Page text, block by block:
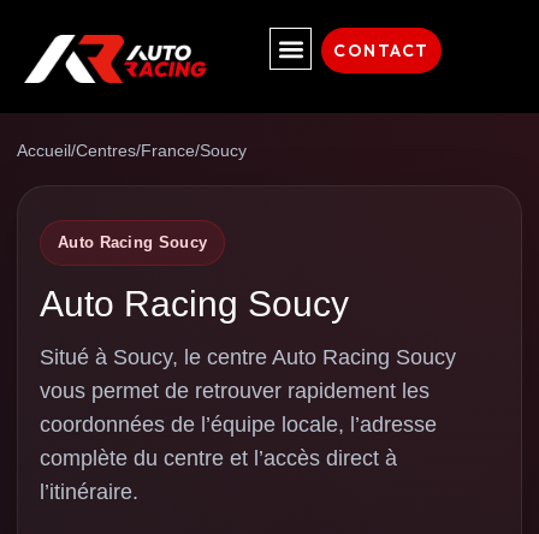
CONTACT
Accueil/Centres/France/Soucy
Auto Racing Soucy
Auto Racing Soucy
Situé à Soucy, le centre Auto Racing Soucy
vous permet de retrouver rapidement les
coordonnées de l’équipe locale, l’adresse
complète du centre et l’accès direct à
l’itinéraire.